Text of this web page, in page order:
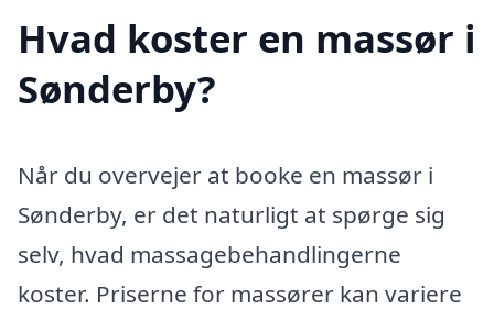
Hvad koster en massør i
Sønderby?
Når du overvejer at booke en massør i
Sønderby, er det naturligt at spørge sig
selv, hvad massagebehandlingerne
koster. Priserne for massører kan variere